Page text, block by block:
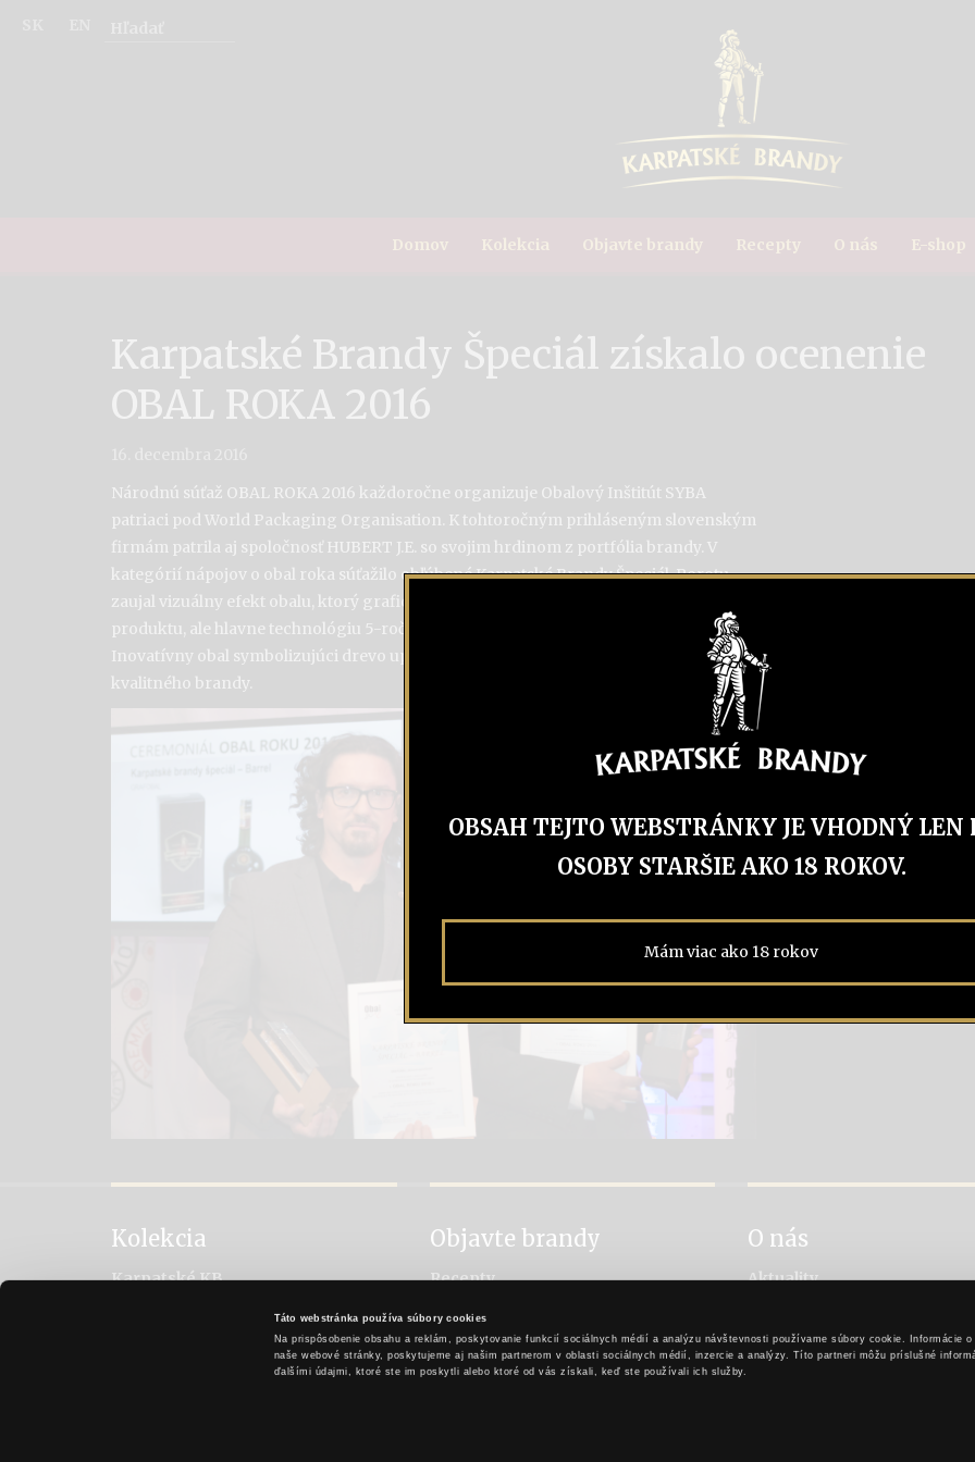
Táto webstránka používa súbory cookies
Na prispôsobenie obsahu a reklám, poskytovanie funkcií sociálnych médií a analýzu návštevnosti používame súbory cookie. Informácie
naše webové stránky, poskytujeme aj našim partnerom v oblasti sociálnych médií, inzercie a analýzy. Títo partneri môžu príslušné
ďalšími údajmi, ktoré ste im poskytli alebo ktoré od vás získali, keď ste používali ich služby.
Domov Kolekcia Objavte brandy Recepty O nás E-shop
Karpatské Brandy Špeciál získalo ocenenie
OBAL ROKA 2016
Národnú súťaž OBAL ROKA 2016 každoročne organizuje Obalový Inštitút SYBA
patriaci pod World Packaging Organisation. K tohtoročným prihláseným slovenským
firmám patrila aj spoločnosť HUBERT J.E. so svojim hrdinom z portfólia brandy. V
kategórií nápojov o obal roka súťažilo obľúbené Karpatské Brandy Špeciál. Porotu
zaujal vizuálny efekt obalu, ktorý graficky aj hmatovo akcentuje nie len originalitu
produktu, ale hlavne technológiu 5-ročného zrenia produktu v dubových sudoch.
Inovatívny obal symbolizujúci drevo upúta bežných spotrebiteľov ale aj milovníkov
kvalitného brandy.
Kolekcia
Karpatské KB
Karpatské brandy Špeciál
Karpatské brandy Exclusive
Objavte brandy
Recepty
História brandy
Metóda výroby
O nás
Aktuality
Pre obchodných partnerov
OBSAH TEJTO WEBSTRÁNKY JE VHODNÝ LEN
OSOBY STARŠIE AKO 18 ROKOV.
Mám viac ako 18 rokov